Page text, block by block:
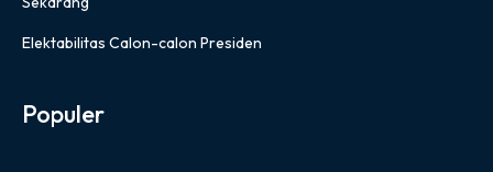
Elektabilitas Calon-calon Presiden
Populer